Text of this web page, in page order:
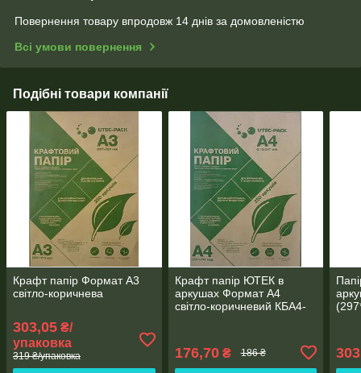
Повернення товару впродовж 14 днів за домовленістю
Всі умови повернення
Подібні товари компанії
Крафт папір Формат А3
світло-коричнева
303,05 ₴/
упаковка
319 ₴/упаковка
Крафт папір ЮТЕК в
аркушах Формат А4
світло-коричневий КБА4-
176,70₴ 186 ₴